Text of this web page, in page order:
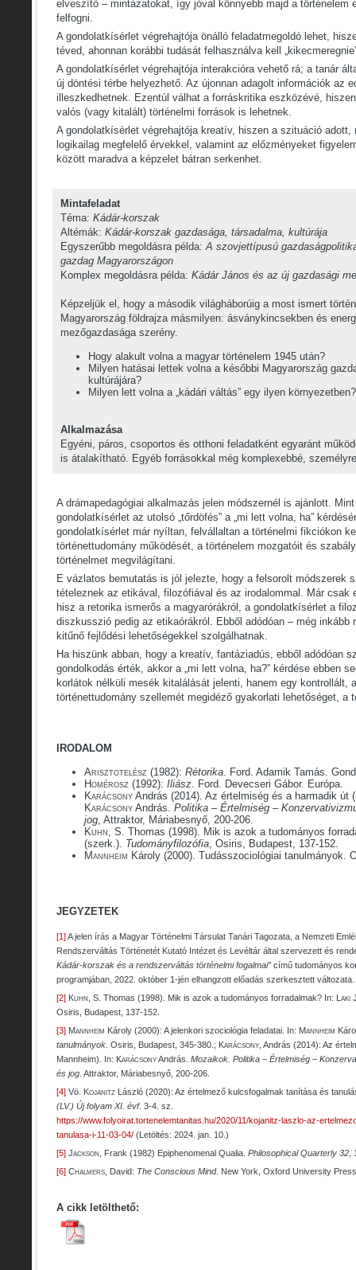
elveszítő – mintázatokat, így jóval könnyebb majd a történelem
felfogni.
A gondolatkísérlet végrehajtója önálló feladatmegoldó lehet,
téved, ahonnan korábbi tudását felhasználva kell
A gondolatkísérlet végrehajtója interakcióra vehető rá; a tanár
új döntési térbe helyezhető. Az újonnan adagolt információk az
illeszkedhetnek. Ezentúl válhat a forráskritika eszközévé,
valós (vagy kitalált) történelmi források is lehetnek.
A gondolatkísérlet végrehajtója kreatív, hiszen a szituáció adott,
logikailag megfelelő érvekkel, valamint az előzményeket
között maradva a képzelet bátran serkenhet.
Mintafeladat
Téma: Kádár-korszak
Altémák: Kádár-korszak gazdasága, társadalma, kultúrája
Egyszerűbb megoldásra példa:A szovjettípusú
gazdag Magyarországon
Komplex megoldásra példa: Kádár János és az új gazdasági
Képzeljük el, hogy a második világháborúig a most ismert
Magyarország földrajza másmilyen: ásványkincsekben és
mezőgazdasága szerény.
Hogy alakult volna a magyar történelem 1945 után?
Milyen hatásai lettek volna a későbbi Magyarország
kultúrájára?
Milyen lett volna a „kádári váltás” egy ilyen környezetben?
Alkalmazása
Egyéni, páros, csoportos és otthoni feladatként egyaránt
is átalakítható. Egyéb forrásokkal még komplexebbé,
A drámapedagógiai alkalmazás jelen módszernél is ajánlott.
gondolatkísérlet az utolsó „tőrdöfés” a „mi lett volna, ha”
gondolatkísérlet már nyíltan, felvállaltan a történelmi fikciókon
történettudomány működését, a történelem mozgatóit és
történelmet megvilágítani.
E vázlatos bemutatás is jól jelezte, hogy a felsorolt módszerek
tételeznek az etikával, filozófiával és az irodalommal. Már csak
hisz a retorika ismerős a magyarórákról, a gondolatkísérlet a
diszkusszió pedig az etikaórákról. Ebből adódóan – még inkább
kitűnő fejlődési lehetőségekkel szolgálhatnak.
Ha hiszünk abban, hogy a kreatív, fantáziadús, ebből adódóan
gondolkodás érték, akkor a „mi lett volna, ha?” kérdése ebben
korlátok nélküli mesék kitalálását jelenti, hanem egy kontrollált,
történettudomány szellemét megidéző gyakorlati lehetőséget, a
IRODALOM
Arisztotelész (1982): Rétorika. Ford. Adamik Tamás.
Homérosz (1992): Iliász. Ford. Devecseri Gábor. Európa.
Karácsony András (2014). Az értelmiség és a harmadik út
Karácsony András. Politika – Értelmiség –
jog, Attraktor, Máriabesnyő, 200-206.
Kuhn, S. Thomas (1998). Mik is azok a tudományos
(szerk.). Tudományfilozófia, Osiris, Budapest, 137-152.
Mannheim Károly (2000). Tudásszociológiai tanulmányok.
JEGYZETEK
[1] A jelen írás a Magyar Történelmi Társulat Tanári Tagozata, a Nemzeti
Rendszerváltás Történetét Kutató Intézet és Levéltár által szervezett és
Kádár-korszak és a rendszerváltás történelmi fogalmai” című tudományos
programjában, 2022. október 1-jén elhangzott előadás szerkesztett változata.
[2] Kuhn, S. Thomas (1998). Mik is azok a tudományos forradalmak? In: Laki
Osiris, Budapest, 137-152.
[3] Mannheim Károly (2000): A jelenkori szociológia feladatai. In: Mannheim
tanulmányok. Osiris, Budapest, 345-380.; Karácsony, András (2014): Az
Mannheim). In: KarácsonyAndrás. Mozaikok. Politika – Értelmiség –
és jog. Attraktor, Máriabesnyő, 200-206.
[4] Vö. Kojanitz László (2020): Az értelmező kulcsfogalmak tanítása és
(LV.) Új folyam XI. évf. 3-4. sz.
https://www.folyoirat.tortenelemtanitas.hu/2020/11/kojanitz-laszlo-az-
tanulasa-i-11-03-04/ (Letöltés: 2024. jan. 10.)
[5] Jackson, Frank (1982) Epiphenomenal Qualia. Philosophical Quarterly 32,
[6] Chalmers, David: The Conscious Mind. New York, Oxford University
A cikk letölthető: